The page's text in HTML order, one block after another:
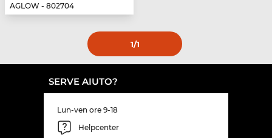
AGLOW - 802704
1/1
SERVE AIUTO?
Lun-ven ore 9-18
Helpcenter